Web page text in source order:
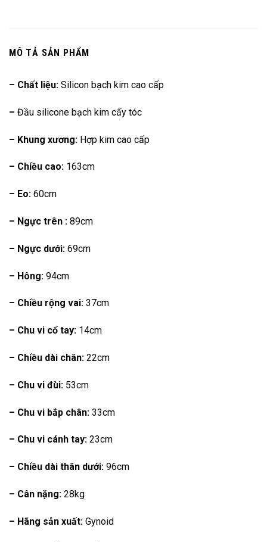
MÔ TẢ SẢN PHẨM
– Chất liệu: Silicon bạch kim cao cấp
– Đầu silicone bạch kim cấy tóc
– Khung xương: Hợp kim cao cấp
– Chiều cao: 163cm
– Eo: 60cm
– Ngực trên : 89cm
– Ngực dưới: 69cm
– Hông: 94cm
– Chiều rộng vai: 37cm
– Chu vi cổ tay: 14cm
– Chiều dài chân: 22cm
– Chu vi đùi: 53cm
– Chu vi bắp chân: 33cm
– Chu vi cánh tay: 23cm
– Chiều dài thân dưới: 96cm
– Cân nặng: 28kg
– Hãng sản xuất: Gynoid